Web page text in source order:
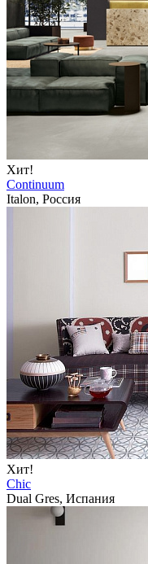
Хит!
Continuum
Italon, Россия
Хит!
Chic
Dual Gres, Испания